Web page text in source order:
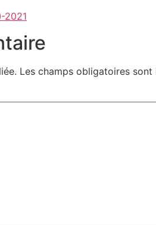
2021
Les champs obligatoires sont